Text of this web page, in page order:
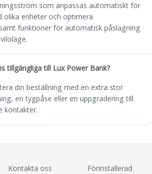
som anpassas automatiskt för
olika enheter och optimera
funktioner för automatisk påslagning
tillgängliga till Lux Power Bank?
din beställning med en extra stor
en tygpåse eller en uppgradering till
kontakter.
Kontakta oss
Förinstallerad